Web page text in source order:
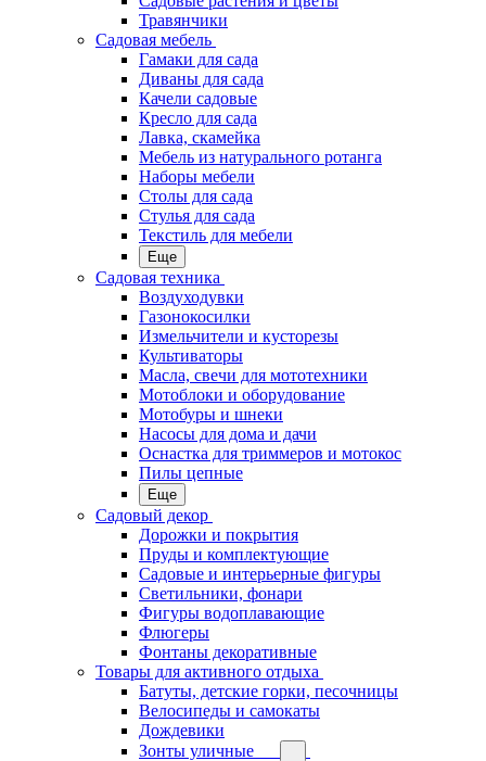
Травянчики
Садовая мебель
Гамаки для сада
Диваны для сада
Качели садовые
Кресло для сада
Лавка, скамейка
Мебель из натурального ротанга
Наборы мебели
Столы для сада
Стулья для сада
Текстиль для мебели
Еще
Садовая техника
Воздуходувки
Газонокосилки
Измельчители и кусторезы
Культиваторы
Масла, свечи для мототехники
Мотоблоки и оборудование
Мотобуры и шнеки
Насосы для дома и дачи
Оснастка для триммеров и мотокос
Пилы цепные
Еще
Садовый декор
Дорожки и покрытия
Пруды и комплектующие
Садовые и интерьерные фигуры
Светильники, фонари
Фигуры водоплавающие
Флюгеры
Фонтаны декоративные
Товары для активного отдыха
Батуты, детские горки, песочницы
Велосипеды и самокаты
Дождевики
Зонты уличные